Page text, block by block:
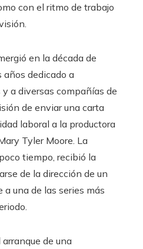
con el ritmo de trabajo
en la década de
años dedicado a
a diversas compañías de
de enviar una carta
laboral a la productora
Tyler Moore. La
tiempo, recibió la
de la dirección de un
una de las series más
de una